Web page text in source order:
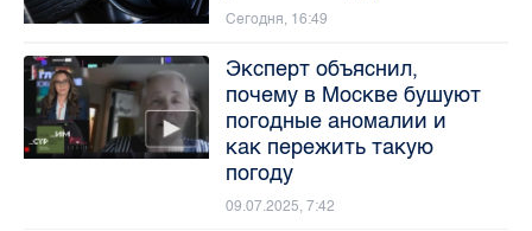
Сегодня, 16:49
Эксперт объяснил,
почему в Москве бушуют
погодные аномалии и
как пережить такую
погоду
09.07.2025, 7:42